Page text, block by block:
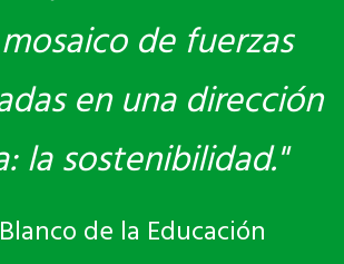
de fuerzas
en una dirección
la sostenibilidad."
de la Educación